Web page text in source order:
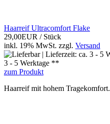
Haarreif Ultracomfort Flake
29,00EUR / Stück
inkl. 19% MwSt. zzgl. Versand
3 - 5 Werktage **
zum Produkt
Haarreif mit hohem Tragekomfort.